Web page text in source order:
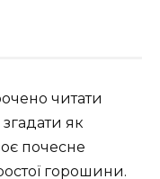
читати
як
почесне
горошини.